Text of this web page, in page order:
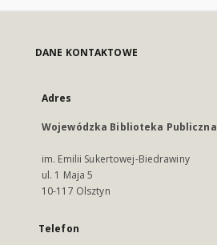
DANE KONTAKTOWE
Adres
Wojewódzka Biblioteka Publiczna
im. Emilii Sukertowej-Biedrawiny
ul. 1 Maja 5
10-117 Olsztyn
Telefon